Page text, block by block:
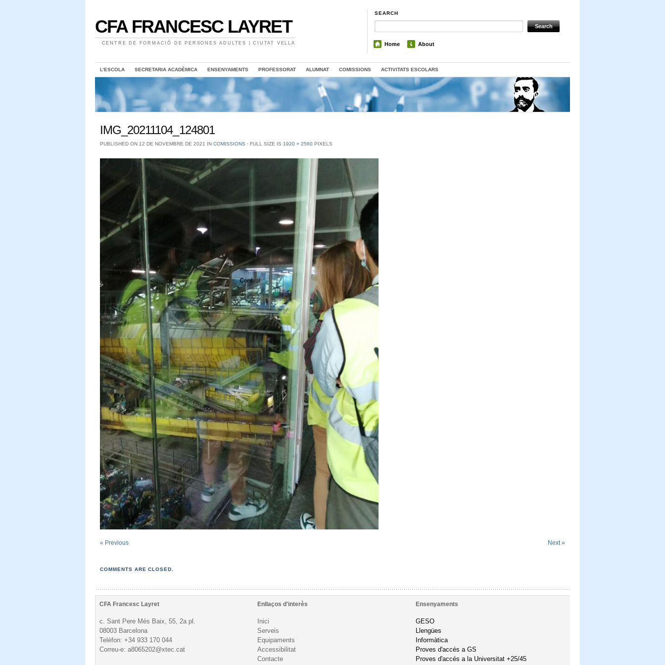
CFA FRANCESC LAYRET
CENTRE DE FORMACIÓ DE PERSONES ADULTES | CIUTAT VELLA
SEARCH
Home About
L’ESCOLA SECRETARIA ACADÈMICA ENSENYAMENTS PROFESSORAT ALUMNAT COMISSIONS ACTIVITATS ESCOLARS
IMG_20211104_124801
PUBLISHED ON 12 DE NOVEMBRE DE 2021 IN COMISSIONS ⋅ FULL SIZE IS 1920 × 2560 PIXELS
« Previous Next »
COMMENTS ARE CLOSED.
CFA Francesc Layret Enllaços d'interès Ensenyaments
c. Sant Pere Més Baix, 55, 2a pl.
08003 Barcelona
Telèfon: +34 933 170 044
Correu-e: a8065202@xtec.cat
Inici
Serveis
Equipaments
Accessibilitat
Contacte
GESO
Llengües
Informàtica
Proves d'accés a GS
Proves d'accés a la Universitat +25/45